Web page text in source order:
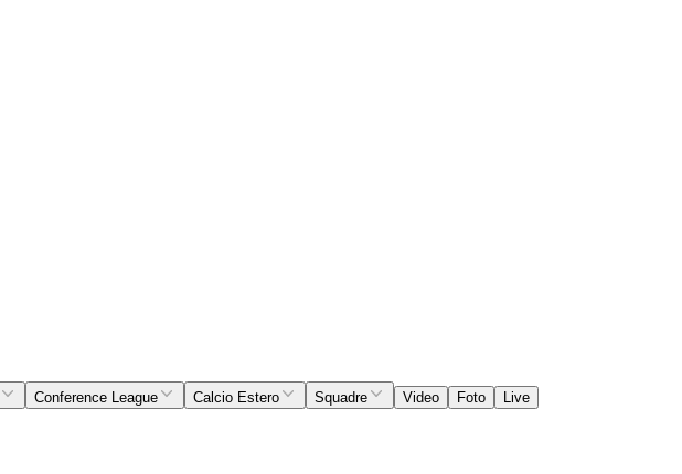
Conference League Calcio Estero Squadre Video Foto
Live